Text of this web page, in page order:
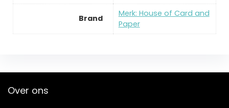
Brand
Merk: House of Card and
Paper
Over ons